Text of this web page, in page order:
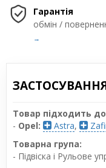
Гарантія
обмін /
→
Товар підходить
- Opel: Astra,
Товарна група:
- Підвіска і Рульове